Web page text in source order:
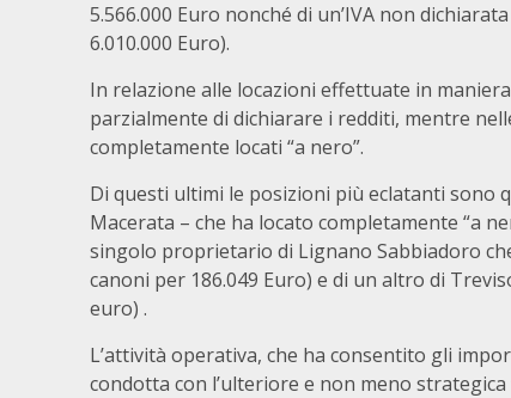
5.566.000 Euro nonché di un’IVA non
6.010.000 Euro).
In relazione alle locazioni effettuate in
parzialmente di dichiarare i redditi, mentre
completamente locati “a nero”.
Di questi ultimi le posizioni più eclatanti sono
Macerata – che ha locato completamente “a
singolo proprietario di Lignano Sabbiadoro
canoni per 186.049 Euro) e di un altro di
euro) .
L’attività operativa, che ha consentito gli
condotta con l’ulteriore e non meno